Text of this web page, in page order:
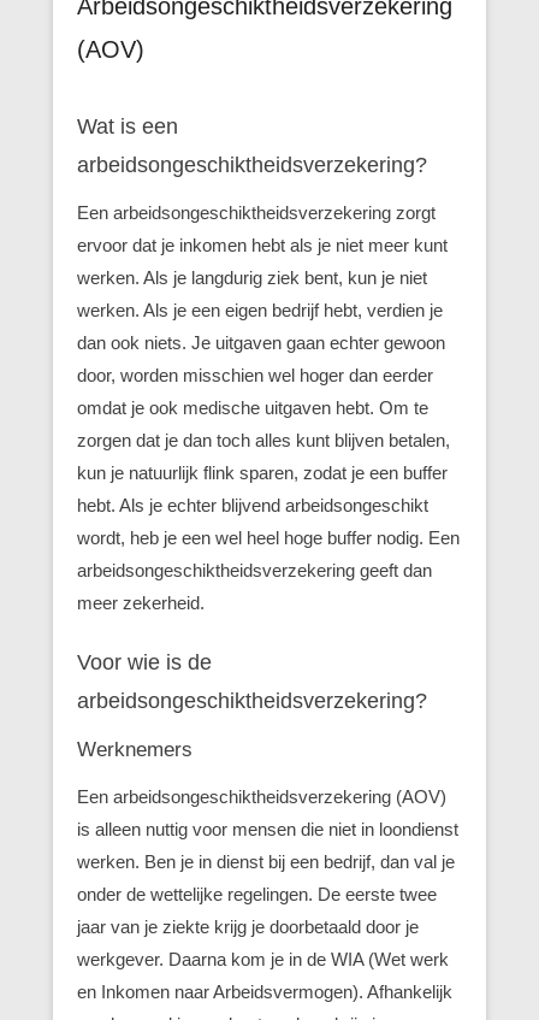
Arbeidsongeschiktheidsverzekering
(AOV)
Wat is een
arbeidsongeschiktheidsverzekering?
Een arbeidsongeschiktheidsverzekering zorgt
ervoor dat je inkomen hebt als je niet meer kunt
werken. Als je langdurig ziek bent, kun je niet
werken. Als je een eigen bedrijf hebt, verdien je
dan ook niets. Je uitgaven gaan echter gewoon
door, worden misschien wel hoger dan eerder
omdat je ook medische uitgaven hebt. Om te
zorgen dat je dan toch alles kunt blijven betalen,
kun je natuurlijk flink sparen, zodat je een buffer
hebt. Als je echter blijvend arbeidsongeschikt
wordt, heb je een wel heel hoge buffer nodig. Een
arbeidsongeschiktheidsverzekering geeft dan
meer zekerheid.
Voor wie is de
arbeidsongeschiktheidsverzekering?
Werknemers
Een arbeidsongeschiktheidsverzekering (AOV)
is alleen nuttig voor mensen die niet in loondienst
werken. Ben je in dienst bij een bedrijf, dan val je
onder de wettelijke regelingen. De eerste twee
jaar van je ziekte krijg je doorbetaald door je
werkgever. Daarna kom je in de WIA (Wet werk
en Inkomen naar Arbeidsvermogen). Afhankelijk